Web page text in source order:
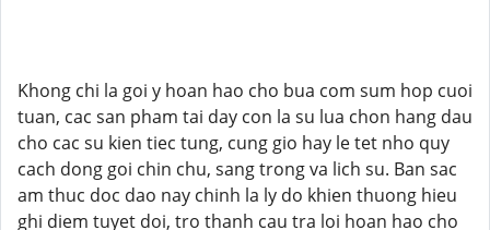
Khong chi la goi y hoan hao cho bua com sum hop cuoi
tuan, cac san pham tai day con la su lua chon hang dau
cho cac su kien tiec tung, cung gio hay le tet nho quy
cach dong goi chin chu, sang trong va lich su. Ban sac
am thuc doc dao nay chinh la ly do khien thuong hieu
ghi diem tuyet doi, tro thanh cau tra loi hoan hao cho